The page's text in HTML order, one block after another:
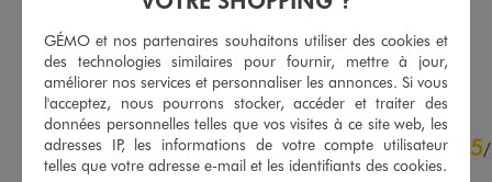
AJOUTERAU PANIER AJOUTER AU PANIER
4.9/5 5/
Avis vérifié et récompensé
GÉMO et nos partenaires souhaitons utiliser des cookies et
des technologies similaires pour fournir, mettre à jour,
améliorer nos services et personnaliser les annonces. Si vous
l'acceptez, nous pourrons stocker, accéder et traiter des
données personnelles telles que vos visites à ce site web, les
adresses IP, les informations de votre compte utilisateur
telles que votre adresse e-mail et les identifiants des cookies.